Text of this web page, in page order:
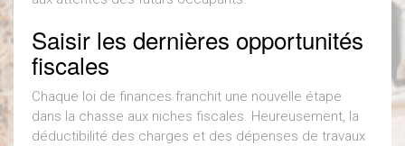
Saisir les dernières opportunités
fiscales
Chaque loi de finances franchit une nouvelle étape
dans la chasse aux niches fiscales. Heureusement, la
déductibilité des charges et des dépenses de travaux